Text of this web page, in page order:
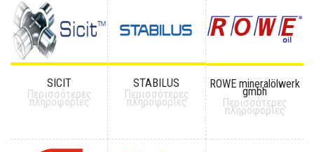
SICIT
Περισσότερες
πληροφορίες
STABILUS
Περισσότερες
πληροφορίες
ROWE mineralölwerk
gmbh
Περισσότερες
πληροφορίες